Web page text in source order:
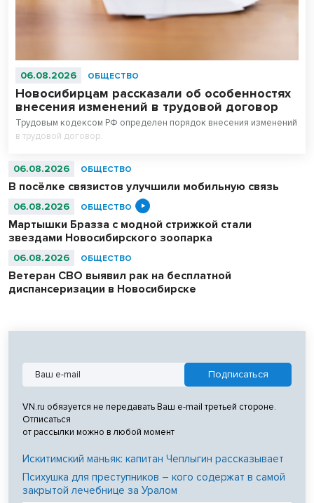
06.08.2026 ОБЩЕСТВО
Новосибирцам рассказали об особенностях
внесения изменений в трудовой договор
Трудовым кодексом РФ определен порядок внесения изменений
в трудовой договор.
06.08.2026 ОБЩЕСТВО
В посёлке связистов улучшили мобильную связь
06.08.2026 ОБЩЕСТВО
Мартышки Бразза с модной стрижкой стали
звездами Новосибирского зоопарка
06.08.2026 ОБЩЕСТВО
Ветеран СВО выявил рак на бесплатной
диспансеризации в Новосибирске
VN.ru обязуется не передавать Ваш e-mail третьей стороне.
Отписаться
от рассылки можно в любой момент
Искитимский маньяк: капитан Чеплыгин рассказывает
Психушка для преступников – кого содержат в самой
закрытой лечебнице за Уралом